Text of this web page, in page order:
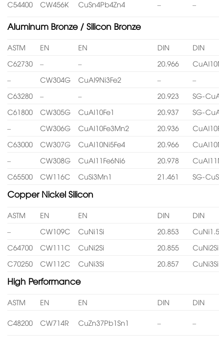
C54400 CW456K CuSn4Pb4Zn4 – –
Aluminum Bronze / Silicon Bronze
ASTM EN EN DIN
DIN
C62730
– – 20.966
–
CW304G CuAl9Ni3Fe2 –
–
C63280
– – 20.923
SG-
C61800
CW305G CuAl10Fe1 20.937
SG-
–
CW306G CuAl10Fe3Mn2 20.936
C63000
CW307G CuAl10Ni5Fe4 20.966
–
CW308G CuAl11Fe6Ni6 20.978
C65500
CW116C CuSi3Mn1 21.461 SG-
Copper Nickel Silicon
ASTM EN EN DIN
DIN
–
CW109C CuNi1Si 20.853
C64700
CW111C CuNi2Si 20.855
CuNi2Si
C70250
CW112C CuNi3Si 20.857 CuNi3Si
High Performance
ASTM EN EN DIN DIN
C48200 CW714R CuZn37Pb1Sn1 – –